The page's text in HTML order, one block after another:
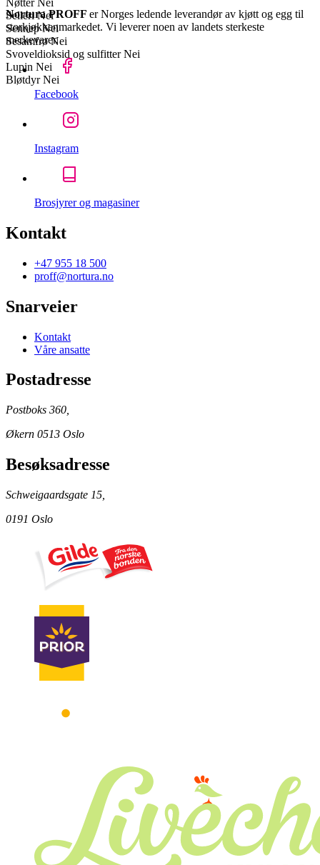
Nøtter Nei
Selleri Nei
Sennep Nei
Sesamfrø Nei
Svoveldioksid og sulfitter Nei
Lupin Nei
Bløtdyr Nei
Nortura PROFF er Norges ledende leverandør av kjøtt og egg til
storkjøkkenmarkedet. Vi leverer noen av landets sterkeste
merkevarer.
Facebook
Instagram
Brosjyrer og magasiner
Kontakt
+47 955 18 500
proff@nortura.no
Snarveier
Kontakt
Våre ansatte
Postadresse
Postboks 360,
Økern 0513 Oslo
Besøksadresse
Schweigaardsgate 15,
0191 Oslo